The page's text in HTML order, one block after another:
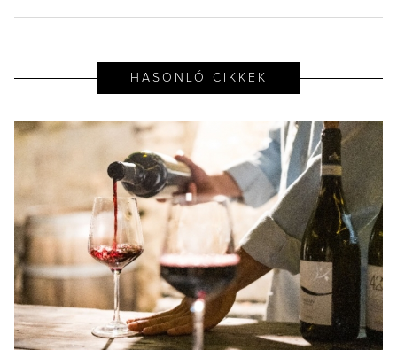
HASONLÓ CIKKEK